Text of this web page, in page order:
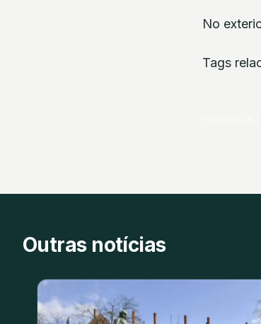
No
Tags
Outras notícias